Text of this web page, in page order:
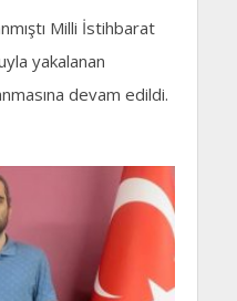
Milli İstihbarat
yakalanan
devam edildi.